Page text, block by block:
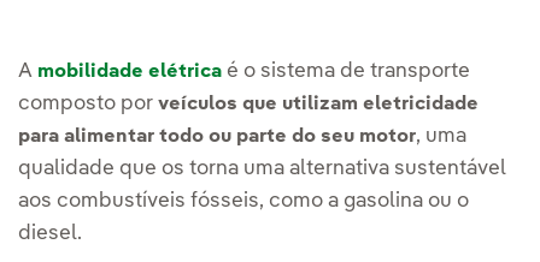
A mobilidade elétrica é o sistema de transporte
composto por veículos que utilizam eletricidade
para alimentar todo ou parte do seu motor, uma
qualidade que os torna uma alternativa sustentável
aos combustíveis fósseis, como a gasolina ou o
diesel.